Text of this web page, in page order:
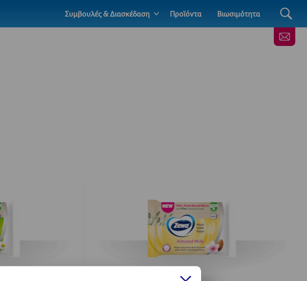
Συμβουλές & Διασκέδαση Προϊόντα Βιωσιμότητα